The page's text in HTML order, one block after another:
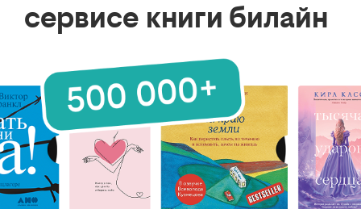
сервисе книги билайн